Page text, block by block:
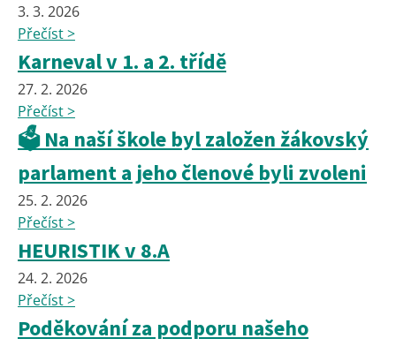
3. 3. 2026
Přečíst >
Karneval v 1. a 2. třídě
27. 2. 2026
Přečíst >
🗳️ Na naší škole byl založen žákovský
parlament a jeho členové byli zvoleni
25. 2. 2026
Přečíst >
HEURISTIK v 8.A
24. 2. 2026
Přečíst >
Poděkování za podporu našeho